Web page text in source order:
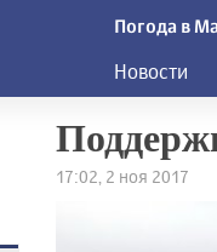
Погода в
Новости
17:02, 2 ноя 2017